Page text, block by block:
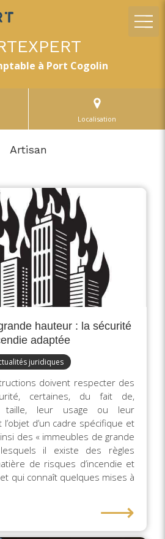
à Port Cogolin
Localisation
Artisan
hauteur : la sécurité
adaptée
juridiques
doivent respecter des
certaines, du fait de,
taille, leur usage ou leur
d’un cadre spécifique et
des « immeubles de grande
il existe des règles
de risques d’incendie et
qui connaît quelques mises à
⟶